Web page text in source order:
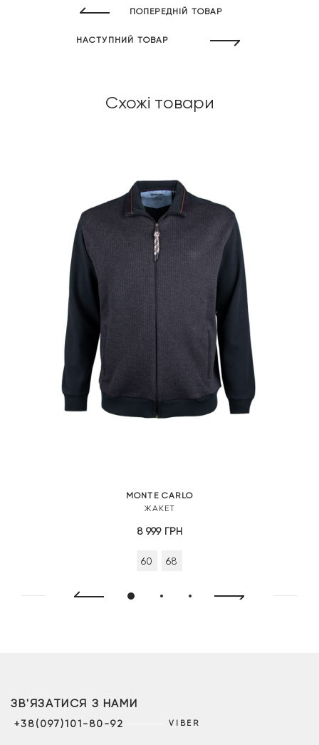
ПОПЕРЕДНІЙ ТОВАР
НАСТУПНИЙ ТОВАР
Схожі товари
MONTE CARLO
ЖАКЕТ
8 999 ГРН
60 68
ЗВ'ЯЗАТИСЯ З НАМИ
+38(097)101-80-92 VIBER